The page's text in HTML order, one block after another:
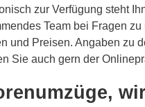
zur Verfügung steht
Team bei Fragen zu
und Preisen. Angaben zu
Sie auch gern der